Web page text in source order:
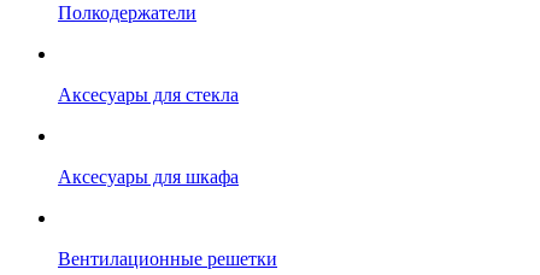
Полкодержатели
Аксесуары для стекла
Аксесуары для шкафа
Вентилационные решетки